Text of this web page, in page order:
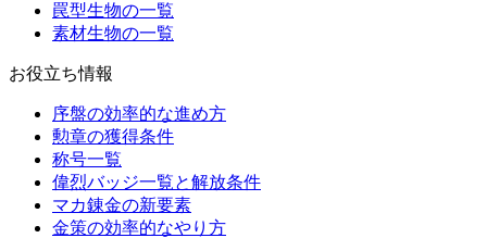
罠型生物の一覧
素材生物の一覧
お役立ち情報
序盤の効率的な進め方
勲章の獲得条件
称号一覧
偉烈バッジ一覧と解放条件
マカ錬金の新要素
金策の効率的なやり方